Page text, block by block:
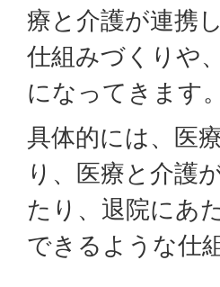
療と介護が連携
仕組みづくりや
になってきます。
具体的には、医
り、医療と介護
たり、退院にあ
できるような仕